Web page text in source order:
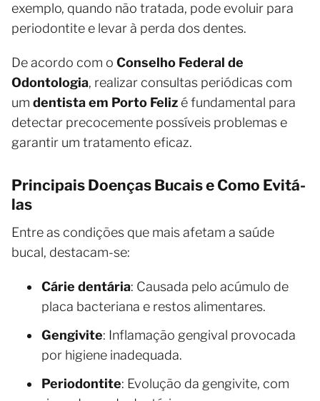
exemplo, quando não tratada, pode evoluir para
periodontite e levar à perda dos dentes.
De acordo com o Conselho Federal de
Odontologia, realizar consultas periódicas com
um dentista em Porto Feliz é fundamental para
detectar precocemente possíveis problemas e
garantir um tratamento eficaz.
Principais Doenças Bucais e Como Evitá-
las
Entre as condições que mais afetam a saúde
bucal, destacam-se:
Cárie dentária: Causada pelo acúmulo de
placa bacteriana e restos alimentares.
Gengivite: Inflamação gengival provocada
por higiene inadequada.
Periodontite: Evolução da gengivite, com